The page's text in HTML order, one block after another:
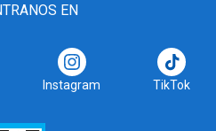
EN
Instagram TikTok